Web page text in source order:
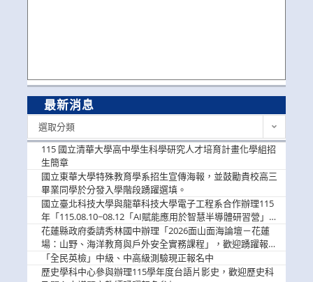
最新消息
選取分類
115 國立清華大學高中學生科學研究人才培育計畫化學組招
生簡章
國立東華大學特殊教育學系招生宣傳海報，並鼓勵貴校高三
畢業同學於分發入學階段踴躍選填。
國立臺北科技大學與龍華科技大學電子工程系合作辦理115
年「115.08.10~08.12「AI賦能應用於智慧半導體研習營」，
歡迎學生踴躍報名參加
花蓮縣政府委請秀林國中辦理「2026面山面海論壇－花蓮
場：山野、海洋教育與戶外安全實務課程」，歡迎踴躍報名
參加
「全民英檢」中級、中高級測驗現正報名中
歷史學科中心參與辦理115學年度台語片影史，歡迎歷史科